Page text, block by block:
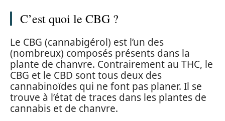
C’est quoi le CBG ?
Le CBG (cannabigérol) est l’un des
(nombreux) composés présents dans la
plante de chanvre. Contrairement au THC, le
CBG et le CBD sont tous deux des
cannabinoïdes qui ne font pas planer. Il se
trouve à l’état de traces dans les plantes de
cannabis et de chanvre.